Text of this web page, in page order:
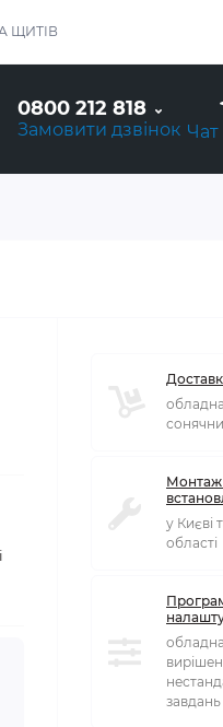
ЩИТІВ
0800 212 818
Замовити дзвінок
Монтаж
у Києві
області
завдань